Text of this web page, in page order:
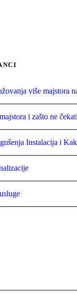
više majstora
i zašto ne
Instalacija i